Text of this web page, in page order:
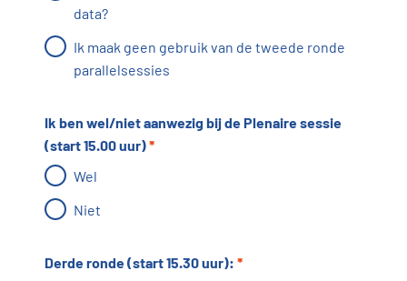
data?
Ik maak geen gebruik van de tweede ronde
parallelsessies
Ik ben wel/niet aanwezig bij de Plenaire sessie
(start 15.00 uur)*
Wel
Niet
Derde ronde (start 15.30 uur): *